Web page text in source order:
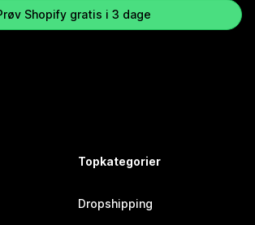
Shopify gratis i 3 dage
Topkategorier
Dropshipping